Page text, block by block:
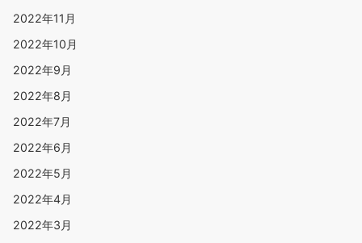
2022年11月
2022年10月
2022年9月
2022年8月
2022年7月
2022年6月
2022年5月
2022年4月
2022年3月